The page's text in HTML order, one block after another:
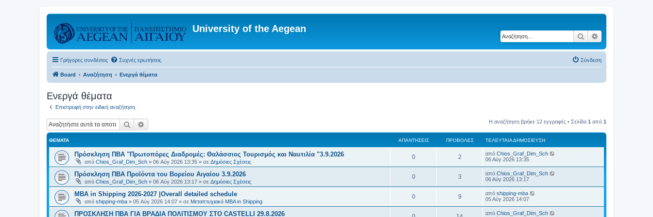
University of the Aegean
Αναζήτηση
Γρήγορες συνδέσεις Συχνές ερωτήσεις Σύνδεση
Board Αναζήτηση Ενεργά θέματα
Ενεργά θέματα
Επιστροφή στην ειδική αναζήτηση
Αναζήτηση Η αναζήτηση βρήκε 12 εγγραφές • Σελίδα 1 από 1
ΘΈΜΑΤΑ ΑΠΑΝΤΉΣΕΙΣ ΠΡΟΒΟΛΈΣ ΤΕΛΕΥΤΑΊΑ ΔΗΜΟΣΊΕΥΣΗ
Πρόσκληση ΠΒΑ "Πρωτοπόρες Διαδρομές: Θαλάσσιος Τουρισμός και Ναυτιλία "3.9.2026
από Chios_Graf_Dim_Sch » 06 Αύγ 2026 13:35 » σε Δημόσιες Σχέσεις
0Α
π
ν
τ
2Π
ρ
β
ο
Τ
ε
υ
τ
α
ί
α
δ
η
από Chios_Graf_Dim_Sch
06 Αύγ 2026 13:35
Πρόσκληση ΠΒΑ Προϊόντα του Βορείου Αιγαίου 3.9.2026
από Chios_Graf_Dim_Sch » 06 Αύγ 2026 13:17 » σε Δημόσιες Σχέσεις
0Α
π
ν
3Π
ρ
β
Τ
ε
υ
τ
α
ί
από Chios_Graf_Dim_Sch
06 Αύγ 2026 13:17
MBA in Shipping 2026-2027 |Overall detailed schedule
από shipping-mba » 05 Αύγ 2026 14:07 » σε Μεταπτυχιακό MBA in Shipping
0Α
π
9Π
ρ
Τ
ε
υ
από shipping-mba
05 Αύγ 2026 14:07
ΠΡΟΣΚΛΗΣΗ ΠΒΑ ΓΙΑ ΒΡΑΔΙΑ ΠΟΛΙΤΙΣΜΟΥ ΣΤΟ CASTELLI 29.8.2026
Τ
από Chios_Graf_Dim_Sch